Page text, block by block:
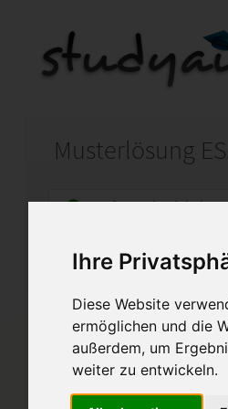
Ihre
Diese Website
ermöglichen und die
außerdem, um
weiter zu entwickeln.
Musterlösung
Auf StudyAid.de
Startseite Wirtschaft
hier